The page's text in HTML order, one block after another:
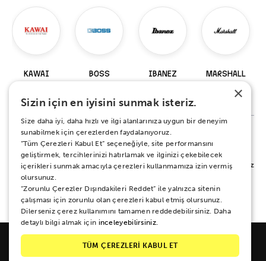
KAWAI BOSS IBANEZ MARSHALL
%100 MEMNUNİYET SÖZÜ
Alışverişiniz sırasında ya da sonrasında koşulsuz mutluluğunuz için yanınızdayız.
Her ne sebeple olursa olsun 15 gün boyunca iade ve değişim garantisi Zuhal
Müzik güvencesinde.
×
Sizin için en iyisini sunmak isteriz.
Size daha iyi, daha hızlı ve ilgi alanlarınıza uygun bir deneyim
sunabilmek için çerezlerden faydalanıyoruz.
“Tüm Çerezleri Kabul Et” seçeneğiyle, site performansını
geliştirmek, tercihlerinizi hatırlamak ve ilginizi çekebilecek
içerikleri sunmak amacıyla çerezleri kullanmamıza izin vermiş
olursunuz.
“Zorunlu Çerezler Dışındakileri Reddet” ile yalnızca sitenin
çalışması için zorunlu olan çerezleri kabul etmiş olursunuz.
Dilerseniz çerez kullanımını tamamen reddedebilirsiniz. Daha
detaylı bilgi almak için inceleyebilirsiniz.
TÜM ÇEREZLERİ KABUL ET